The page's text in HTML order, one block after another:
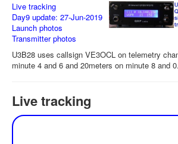
Live tracking
Day9 update: 27-Jun-2019
Launch photos
Transmitter photos
U3B28 uses callsign VE3OCL on telemetry
minute 4 and 6 and 20meters on minute 8 and 0.
Live tracking